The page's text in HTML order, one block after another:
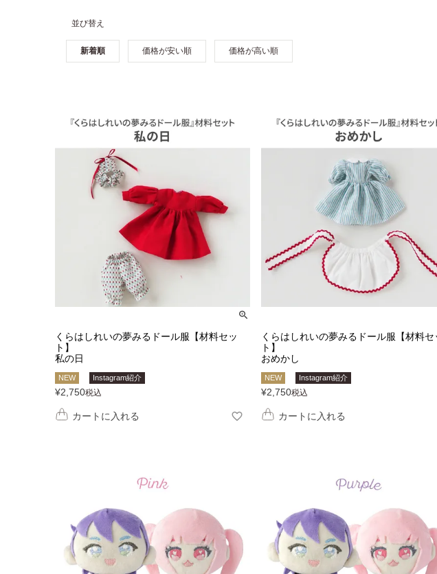
並び替え
新着順 価格が安い順 価格が高い順
くらはしれいの夢みるドール服【材料セッ
ト】
私の日
NEW Instagram紹介
¥2,750税込
カートに入れる
くらはしれいの夢みるドール服【材料セ
ト】
おめかし
NEW Instagram紹介
¥2,750税込
カートに入れる